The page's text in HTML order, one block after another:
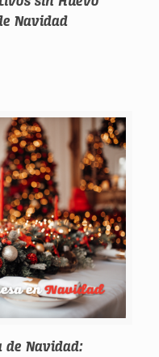
Navidad
de Navidad: